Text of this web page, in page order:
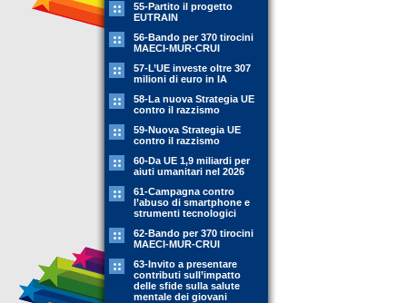
55-Partito il progetto
EUTRAIN
56-Bando per 370 tirocini
MAECI-MUR-CRUI
57-L’UE investe oltre 307
milioni di euro in IA
58-La nuova Strategia UE
contro il razzismo
59-Nuova Strategia UE
contro il razzismo
60-Da UE 1,9 miliardi per
aiuti umanitari nel 2026
61-Campagna contro
l’abuso di smartphone e
strumenti tecnologici
62-Bando per 370 tirocini
MAECI-MUR-CRUI
63-Invito a presentare
contributi sull’impatto
delle sfide sulla salute
mentale dei giovani